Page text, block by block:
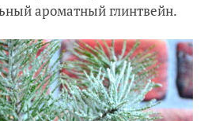
ароматный глинтвейн.